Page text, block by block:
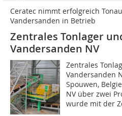
Ceratec nimmt erfolgreich
Vandersanden in Betrieb
Zentrales Tonlager
Vandersanden NV
Zentrales
Vandersanden
Spouwen,
NV über zwei
wurde mit der